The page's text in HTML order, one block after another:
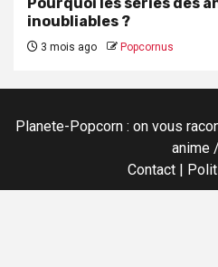
inoubliables ?
3 mois ago Popcornus
Planete-Popcorn : on vous
anime
Contact|